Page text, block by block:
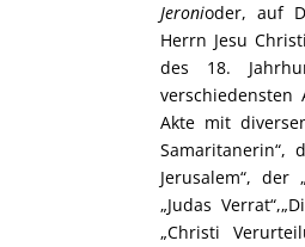
Jeronioder, auf
Herrn Jesu
des 18.
verschiedensten
Akte mit
Samaritanerin“,
Jerusalem“, der
„Judas
„Christi